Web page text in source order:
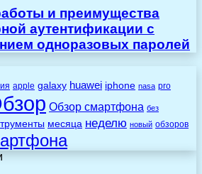
и преимущества
аутентификации с
одноразовых паролей
apple galaxy huawei iphone nasa pro
Обзор смартфона без
месяца неделю новый обзоров